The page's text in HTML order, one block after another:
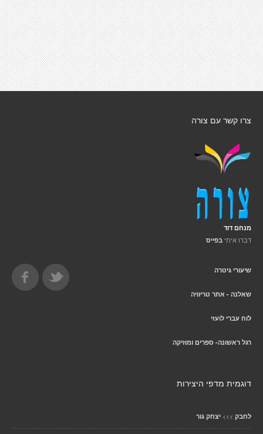
צרו קשר עם צורה
מנחם דוד
דברו איתי בפייס
שיעורי גיטרה
שאלנה - אתר טריוויה
לוח עברי לועזי
רגל ראשונה- ספרים ומוזיקה
דוגמית מדפי היצירות
לחבק >>> יצחק גור